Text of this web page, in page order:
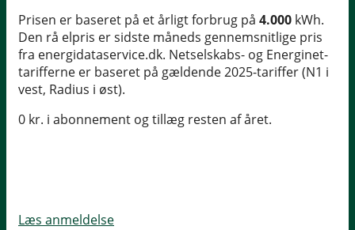
Prisen er baseret på et årligt forbrug på 4.000 kWh.
Den rå elpris er sidste måneds gennemsnitlige pris
fra energidataservice.dk. Netselskabs- og Energinet-
tarifferne er baseret på gældende 2025-tariffer (N1 i
vest, Radius i øst).
0 kr. i abonnement og tillæg resten af året.
Læs anmeldelse